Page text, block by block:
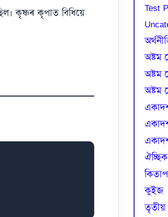
কৃষ্ণৰ কৃপাত বিধিয়ে
Test
অষ্টম
অষ্টম
অষ্টম
কিতাপ
কুইজ
তৃতীয়